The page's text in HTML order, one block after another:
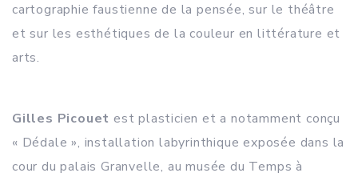
cartographie faustienne de la pensée, sur le théâtre
et sur les esthétiques de la couleur en littérature et
arts.
Gilles Picouet est plasticien et a notamment conçu
« Dédale », installation labyrinthique exposée dans la
cour du palais Granvelle, au musée du Temps à